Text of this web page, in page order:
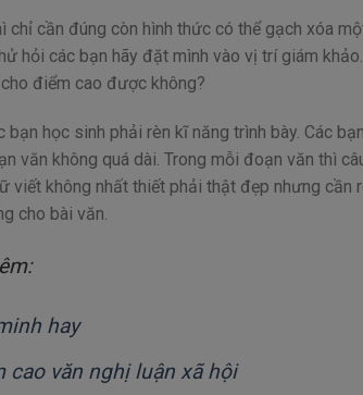
chỉ cần đúng còn hình thức có thể gạch xóa
hỏi các bạn hãy đặt mình vào vị trí giám
điểm cao được không?
bạn học sinh phải rèn kĩ năng trình bày. Các
văn không quá dài. Trong mỗi đoạn văn thì
viết không nhất thiết phải thật đẹp nhưng cần
cho bài văn.
hay
cao văn nghị luận xã hội